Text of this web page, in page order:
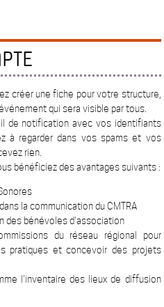
créer une fiche pour votre structure,
qui sera visible par tous.
de notification avec vos identifiants
à regarder dans vos spams et vos
rien.
bénéficiez des avantages suivants :
la communication du CMTRA
des bénévoles d'association
du réseau régional pour
pratiques et concevoir des projets
l'inventaire des lieux de diffusion